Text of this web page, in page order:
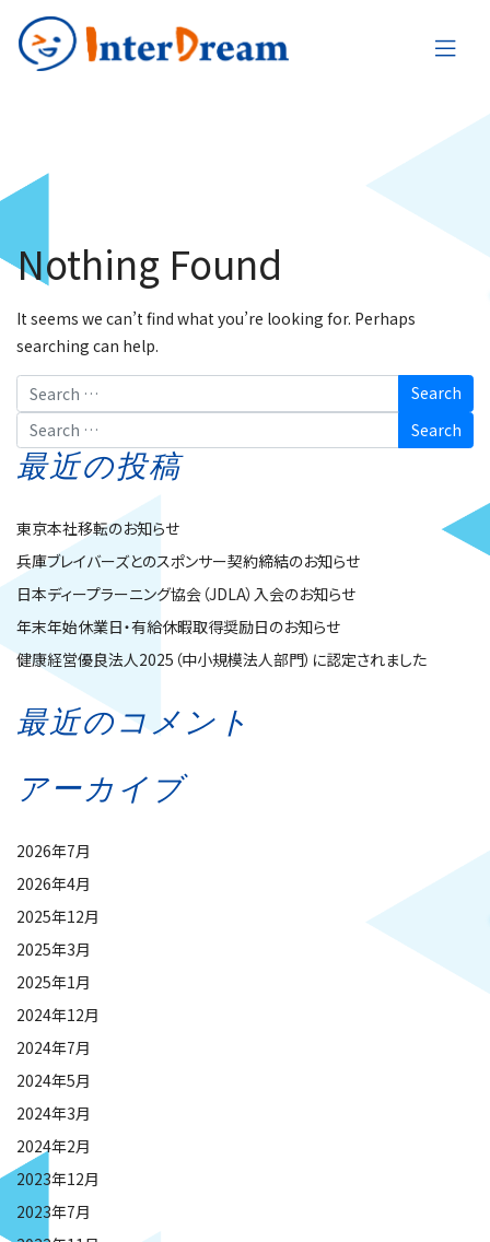
Nothing Found
It seems we can’t find what you’re looking for. Perhaps
searching can help.
Search
Search
最近の投稿
東京本社移転のお知らせ
兵庫ブレイバーズとのスポンサー契約締結のお知らせ
日本ディープラーニング協会（JDLA）入会のお知らせ
年末年始休業日・有給休暇取得奨励日のお知らせ
健康経営優良法人2025（中小規模法人部門）に認定されました
最近のコメント
アーカイブ
2026年7月
2026年4月
2025年12月
2025年3月
2025年1月
2024年12月
2024年7月
2024年5月
2024年3月
2024年2月
2023年12月
2023年7月